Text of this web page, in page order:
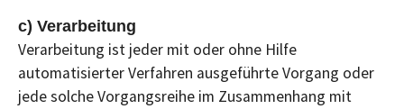
c) Verarbeitung
Verarbeitung ist jeder mit oder ohne Hilfe
automatisierter Verfahren ausgeführte Vorgang oder
jede solche Vorgangsreihe im Zusammenhang mit